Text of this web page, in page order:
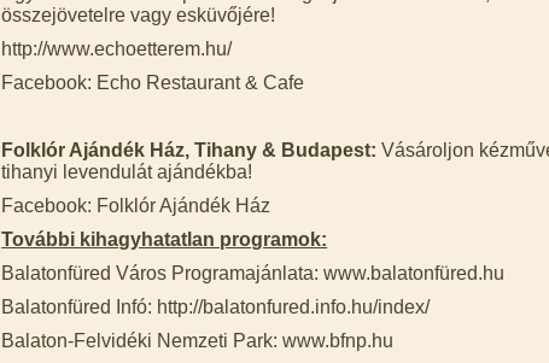
összejövetelre vagy esküvőjére!
http://www.echoetterem.hu/
Facebook: Echo Restaurant & Cafe
Folklór Ajándék Ház, Tihany & Budapest: Vásároljon
tihanyi levendulát ajándékba!
Facebook: Folklór Ajándék Ház
További kihagyhatatlan programok:
Balatonfüred Város Programajánlata: www.balatonfüred.hu
Balatonfüred Infó: http://balatonfured.info.hu/index/
Balaton-Felvidéki Nemzeti Park: www.bfnp.hu